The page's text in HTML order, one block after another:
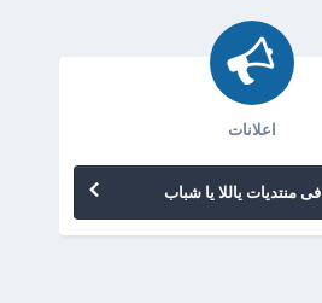
اعلانات
منتديات ياللا يا شباب